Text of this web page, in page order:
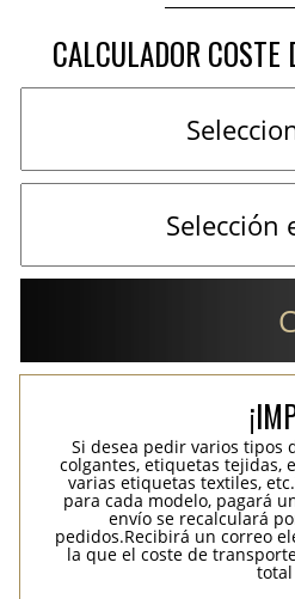
CALCULADOR
Si desea pedir varios tipos
colgantes, etiquetas tejidas,
varias etiquetas textiles,
para cada modelo, pagará
envío se recalculará
pedidos.Recibirá un correo
la que el coste de